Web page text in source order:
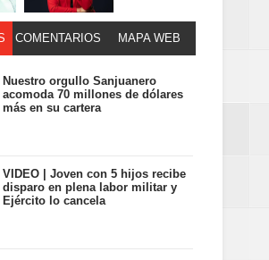
COMENTARIOS MAPA WEB
Nuestro orgullo Sanjuanero
acomoda 70 millones de dólares
más en su cartera
VIDEO | Joven con 5 hijos recibe
disparo en plena labor militar y
Ejército lo cancela